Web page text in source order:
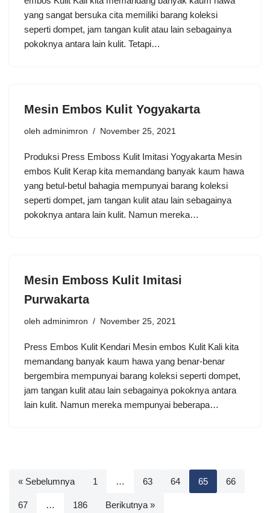
yang sangat bersuka cita memiliki barang koleksi
seperti dompet, jam tangan kulit atau lain sebagainya
pokoknya antara lain kulit. Tetapi…
Mesin Embos Kulit Yogyakarta
oleh adminimron November 25, 2021
Produksi Press Emboss Kulit Imitasi Yogyakarta Mesin
embos Kulit Kerap kita memandang banyak kaum hawa
yang betul-betul bahagia mempunyai barang koleksi
seperti dompet, jam tangan kulit atau lain sebagainya
pokoknya antara lain kulit. Namun mereka…
Mesin Emboss Kulit Imitasi
Purwakarta
oleh adminimron November 25, 2021
Press Embos Kulit Kendari Mesin embos Kulit Kali kita
memandang banyak kaum hawa yang benar-benar
bergembira mempunyai barang koleksi seperti dompet,
jam tangan kulit atau lain sebagainya pokoknya antara
lain kulit. Namun mereka mempunyai beberapa…
« Sebelumnya 1 … 63 64 65 66
67 … 186 Berikutnya »